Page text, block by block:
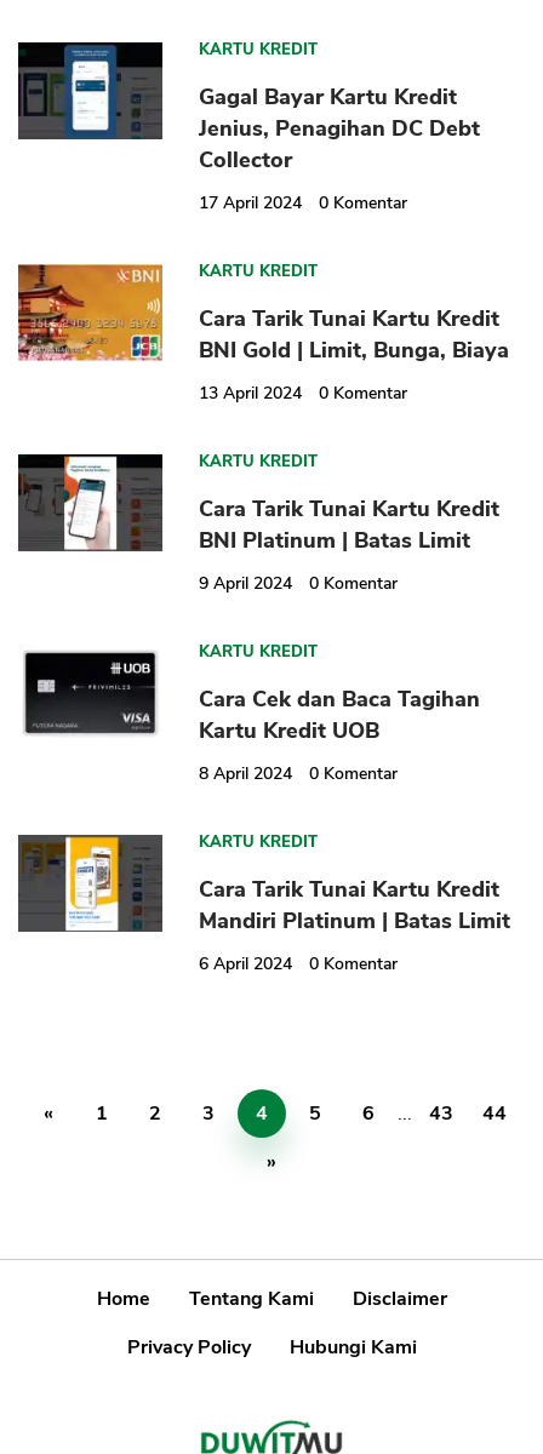
KARTU KREDIT
Gagal Bayar Kartu Kredit
Jenius, Penagihan DC Debt
Collector
17 April 2024 0 Komentar
KARTU KREDIT
Cara Tarik Tunai Kartu Kredit
BNI Gold | Limit, Bunga, Biaya
13 April 2024 0 Komentar
KARTU KREDIT
Cara Tarik Tunai Kartu Kredit
BNI Platinum | Batas Limit
9 April 2024 0 Komentar
KARTU KREDIT
Cara Cek dan Baca Tagihan
Kartu Kredit UOB
8 April 2024 0 Komentar
KARTU KREDIT
Cara Tarik Tunai Kartu Kredit
Mandiri Platinum | Batas Limit
6 April 2024 0 Komentar
« 1 2 3 4 5 6 ... 43
44
»
Home Tentang Kami
Disclaimer
Privacy Policy
Hubungi Kami